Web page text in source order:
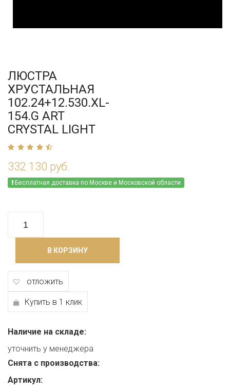
ЛЮСТРА
ХРУСТАЛЬНАЯ
102.24+12.530.XL-
154.G ART
CRYSTAL LIGHT
332 130 руб.
Бесплатная доставка по Москве и Московской области
В КОРЗИНУ
отложить
Купить в 1 клик
Наличие на складе:
уточнить у менеджера
Снята с производства:
Артикул: